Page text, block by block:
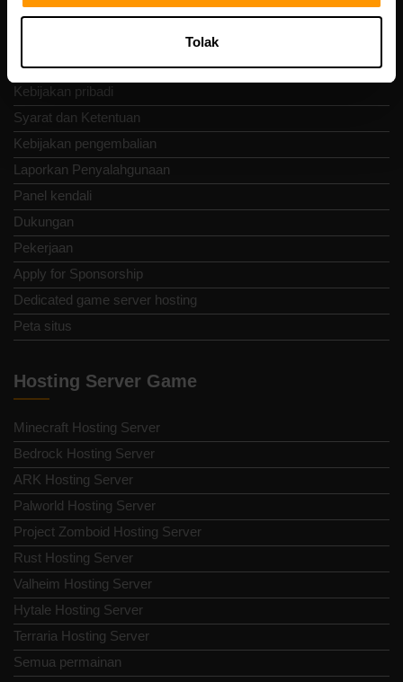
Tolak
Kontak
Kebijakan pribadi
Syarat dan Ketentuan
Kebijakan pengembalian
Laporkan Penyalahgunaan
Panel kendali
Dukungan
Pekerjaan
Apply for Sponsorship
Dedicated game server hosting
Peta situs
Hosting Server Game
Minecraft Hosting Server
Bedrock Hosting Server
ARK Hosting Server
Palworld Hosting Server
Project Zomboid Hosting Server
Rust Hosting Server
Valheim Hosting Server
Hytale Hosting Server
Terraria Hosting Server
Semua permainan